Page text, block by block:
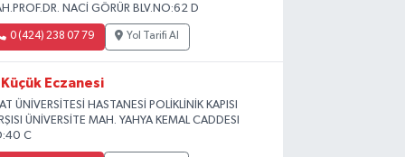
NACİ GÖRÜR BLV.NO:62 D
0 (424) 238 07 79 Yol Tarifi Al
Küçük Eczanesi
ÜNİVERSİTESİ HASTANESİ POLİKLİNİK KAPISI
ÜNİVERSİTE MAH. YAHYA KEMAL CADDESI
C